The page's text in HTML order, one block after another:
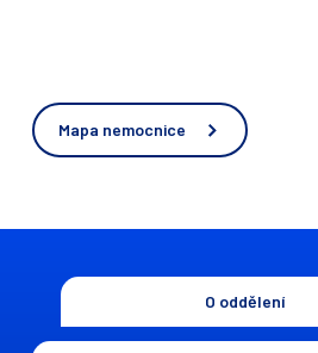
Mapa nemocnice
O oddělení